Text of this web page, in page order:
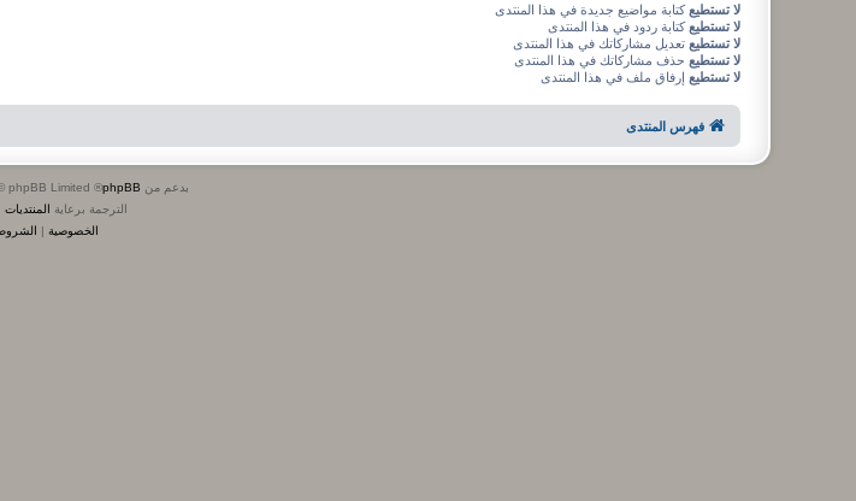
لا تستطيع كتابة مواضيع جديدة في هذا المنتدى
لا تستطيع كتابة ردود في هذا المنتدى
لا تستطيع تعديل مشاركاتك في هذا المنتدى
لا تستطيع حذف مشاركاتك في هذا المنتدى
لا تستطيع إرفاق ملف في هذا المنتدى
فهرس المنتدى
بدعم من phpBB
® Forum Software © phpBB Limited
الترجمة برعاية المنتديات
الخصوصية |